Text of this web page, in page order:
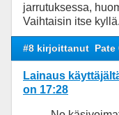
jarrutuksessa,
Vaihtaisin itse kyllä.
#8 kirjoittanut Pate
Lainaus
on 17:28